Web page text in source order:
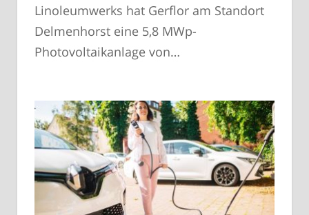
Linoleumwerks hat Gerflor am Standort
Delmenhorst eine 5,8 MWp-
Photovoltaikanlage von…